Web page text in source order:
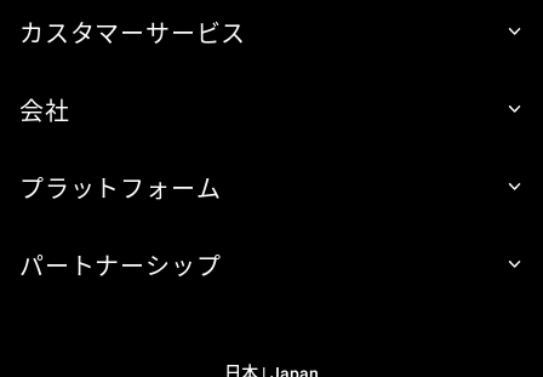
カスタマーサービス
会社
プラットフォーム
パートナーシップ